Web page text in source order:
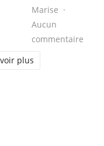
une entreprise de
Marise
Aucun
commentaire
plus